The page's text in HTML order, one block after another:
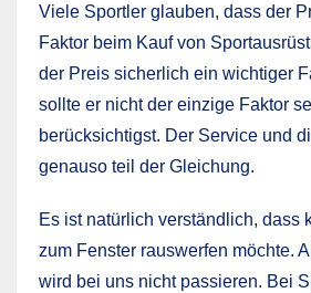
Viele Sportler glauben, dass der
Faktor beim Kauf von
der Preis sicherlich ein wichtiger
sollte er nicht der einzige Faktor
berücksichtigst. Der Service und
genauso teil der Gleichung.
Es ist natürlich verständlich, dass
zum Fenster rauswerfen möchte.
wird bei uns nicht passieren. Bei